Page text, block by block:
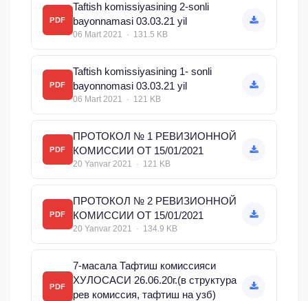
PDF
Taftish komissiyasining 2-sonli
bayonnamasi 03.03.21 yil
06 Mart 2021 · 131.5 KB
PDF
Taftish komissiyasining 1- sonli
bayonnomasi 03.03.21 yil
06 Mart 2021 · 121 KB
PDF
ПРОТОКОЛ № 1 РЕВИЗИОННОЙ
КОМИССИИ ОТ 15/01/2021
20 Yanvar 2021 · 121 KB
PDF
ПРОТОКОЛ № 2 РЕВИЗИОННОЙ
КОМИССИИ ОТ 15/01/2021
20 Yanvar 2021 · 134.9 KB
PDF
7-масала Тафтиш комиссияси
ХУЛОСАСИ 26.06.20г.(в структура
рев комиссия, тафтиш на узб)